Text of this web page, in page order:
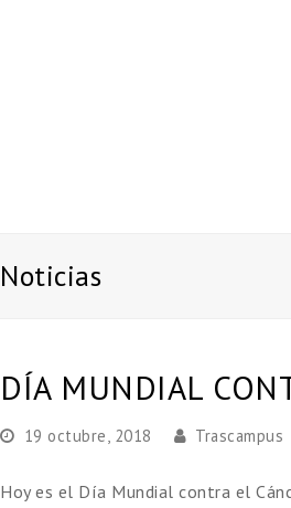
Noticias
DÍA MUNDIAL
19 octubre, 2018 Trascampus
Hoy es el Día Mundial contra el